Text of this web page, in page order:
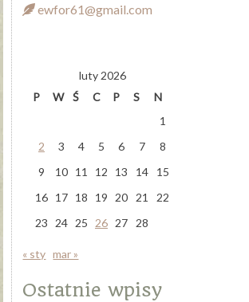
ewfor61@gmail.com
luty 2026
P
W Ś C P S
N
1
2
3 4 5 6 7
8
9
10 11 12 13 14
15
16 17 18 19 20 21
22
23
24 25 26 27 28
« sty mar »
Ostatnie wpisy